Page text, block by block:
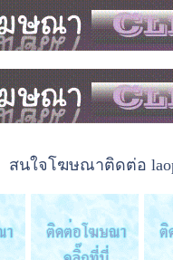
สนใจโฆษณาติดต่อ